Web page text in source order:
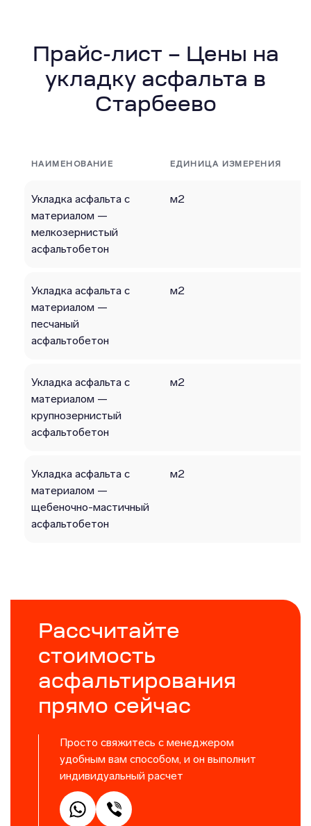
Прайс-лист – Цены на
укладку асфальта в
Старбеево
НАИМЕНОВАНИЕ ЕДИНИЦА ИЗМЕРЕНИЯ
Укладка асфальта с
материалом —
мелкозернистый
асфальтобетон
м2
Укладка асфальта с
материалом —
песчаный
асфальтобетон
м2
Укладка асфальта с
материалом —
крупнозернистый
асфальтобетон
м2
Укладка асфальта с
материалом —
щебеночно-мастичный
асфальтобетон
м2
Рассчитайте
стоимость
асфальтирования
прямо сейчас
Просто свяжитесь с менеджером
удобным вам способом, и он выполнит
индивидуальный расчет